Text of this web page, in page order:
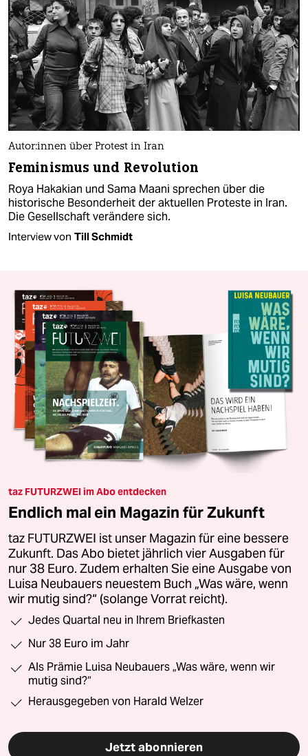
Au­to­r:in­nen über Protest in Iran
Feminismus und Revolution
Roya Hakakian und Sama Maani sprechen über die
historische Besonderheit der aktuellen Proteste in Iran.
Die Gesellschaft verändere sich.
Interview von Till Schmidt
taz FUTURZWEI im Abo entdecken
Endlich mal ein Magazin für Zukunft
taz FUTURZWEI ist unser Magazin für eine bessere
Zukunft. Das Abo bietet jährlich vier Ausgaben für
nur 38 Euro. Zudem erhalten Sie eine Ausgabe von
Luisa Neubauers neuestem Buch „Was wäre, wenn
wir mutig sind?“ (solange Vorrat reicht).
Jedes Quartal neu in Ihrem Briefkasten
Nur 38 Euro im Jahr
Als Prämie Luisa Neubauers „Was wäre, wenn wir
mutig sind?“
Herausgegeben von Harald Welzer
Jetzt abonnieren